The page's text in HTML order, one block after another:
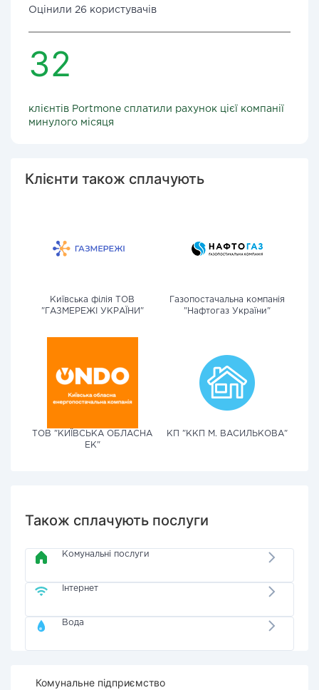
Оцінили 26 користувачів
32
клієнтів Portmone сплатили рахунок цієї компанії
минулого місяця
Клієнти також сплачують
Київська філія ТОВ
"ГАЗМЕРЕЖІ УКРАЇНИ"
Газопостачальна компанія
"Нафтогаз України"
ТОВ "КИЇВСЬКА ОБЛАСНА
ЕК"
КП "ККП М. ВАСИЛЬКОВА"
Також сплачують послуги
Комунальні послуги
Інтернет
Вода
Комунальне підприємство